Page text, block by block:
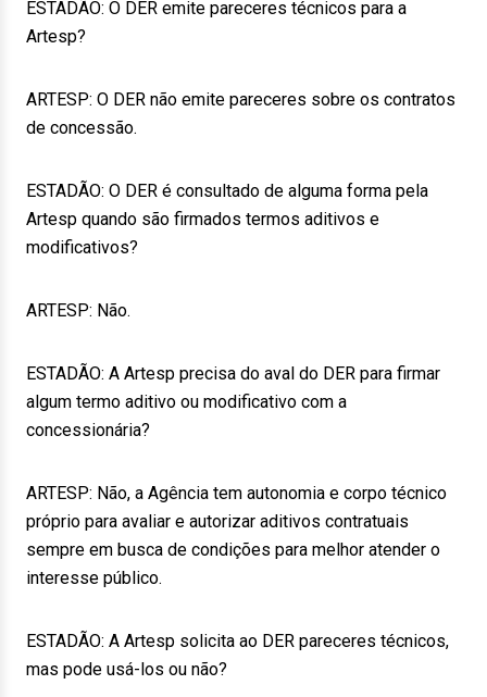
ESTADÃO: O DER emite pareceres técnicos para a
Artesp?
ARTESP: O DER não emite pareceres sobre os contratos
de concessão.
ESTADÃO: O DER é consultado de alguma forma pela
Artesp quando são firmados termos aditivos e
modificativos?
ARTESP: Não.
ESTADÃO: A Artesp precisa do aval do DER para firmar
algum termo aditivo ou modificativo com a
concessionária?
ARTESP: Não, a Agência tem autonomia e corpo técnico
próprio para avaliar e autorizar aditivos contratuais
sempre em busca de condições para melhor atender o
interesse público.
ESTADÃO: A Artesp solicita ao DER pareceres técnicos,
mas pode usá-los ou não?